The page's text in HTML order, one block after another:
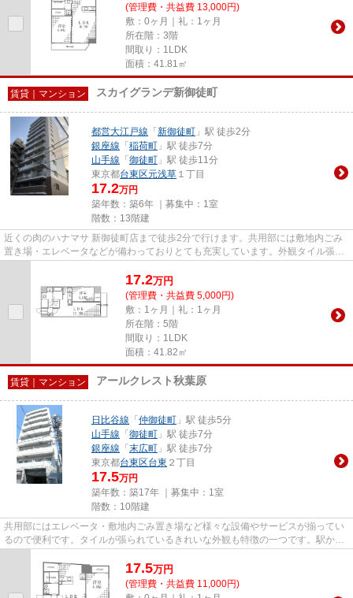
(管理費・共益費 13,000円)
敷：0ヶ月｜礼：1ヶ月
所在階：3階
間取り：1LDK
面積：41.81㎡
賃貸｜マンション スカイグランデ新御徒町
都営大江戸線 「 新御徒町 」駅 徒歩2分
銀座線 「 稲荷町 」駅 徒歩7分
山手線 「 御徒町 」駅 徒歩11分
東京都台東区元浅草 １丁目
17.2万円
築年数：築6年 ｜募集中： 1室
階数：13階建
近くの肉のハナマサ 新御徒町店まで徒歩2分で行けます。共用部には敷地内ごみ
置き場・エレベータなどが備わっておりとても充実しています。外観タイル張り
17.2万円
(管理費・共益費 5,000円)
敷：1ヶ月｜礼：1ヶ月
所在階：5階
間取り：1LDK
面積：41.82㎡
賃貸｜マンション アールクレスト秋葉原
日比谷線 「 仲御徒町 」駅 徒歩5分
山手線 「 御徒町 」駅 徒歩7分
銀座線 「 末広町 」駅 徒歩7分
東京都台東区台東 ２丁目
17.5万円
築年数：築17年 ｜募集中： 1室
階数：10階建
共用部にはエレベータ・敷地内ごみ置き場など様々な設備やサービスが揃ってい
るので便利です。タイルが張られているきれいな外観も特徴の一つです。駅から
17.5万円
(管理費・共益費 11,000円)